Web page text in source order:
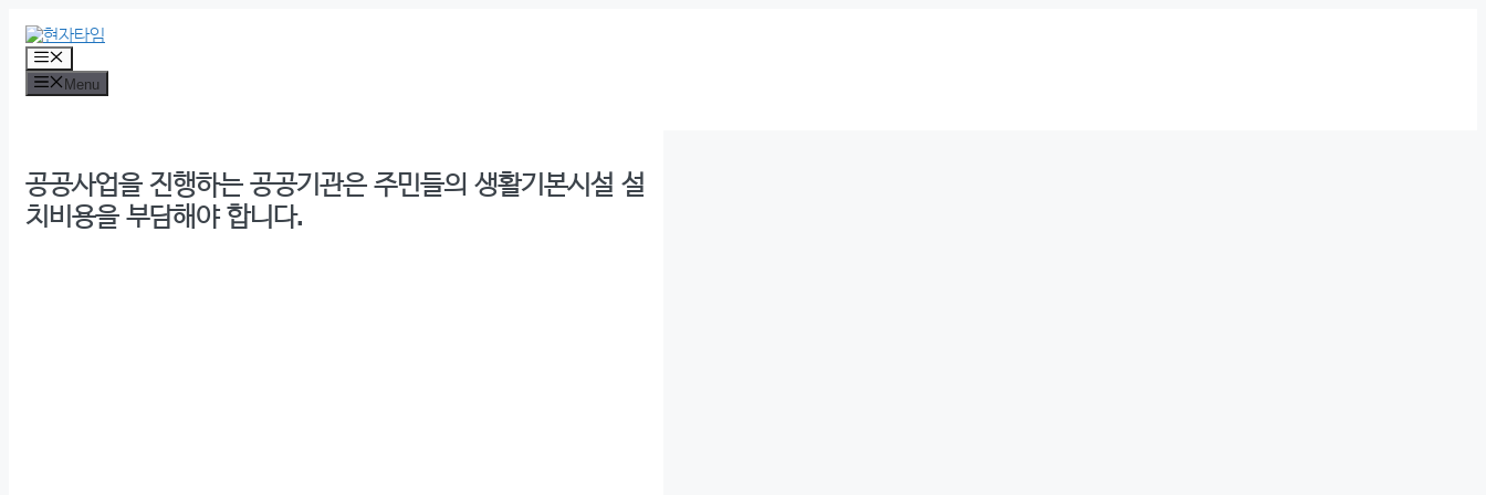
contentMenu
Menu
공공사업을 진행하는 공공기관은 주민들의 생활기본시설 설
치비용을 부담해야 합니다.